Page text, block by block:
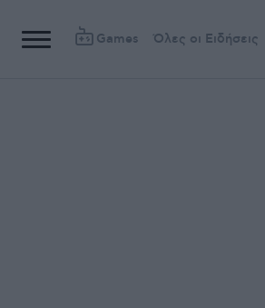
Games Όλες οι Ειδήσεις